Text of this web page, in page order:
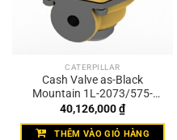
CATERPILLAR
Cash Valve as-Black
Mountain 1L-2073/575-
9999
40,126,000₫
THÊM VÀO GIỎ HÀNG